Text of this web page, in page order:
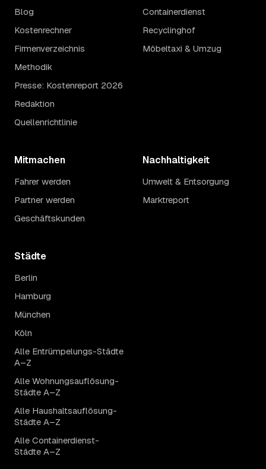
Blog
Kostenrechner
Firmenverzeichnis
Methodik
Presse: Kostenreport 2026
Redaktion
Quellenrichtlinie
Containerdienst
Recyclinghof
Möbeltaxi & Umzug
Mitmachen
Fahrer werden
Partner werden
Geschäftskunden
Nachhaltigkeit
Umwelt & Entsorgung
Marktreport
Städte
Berlin
Hamburg
München
Köln
Alle Entrümpelungs-Städte
A–Z
Alle Wohnungsauflösung-
Städte A–Z
Alle Haushaltsauflösung-
Städte A–Z
Alle Containerdienst-
Städte A–Z